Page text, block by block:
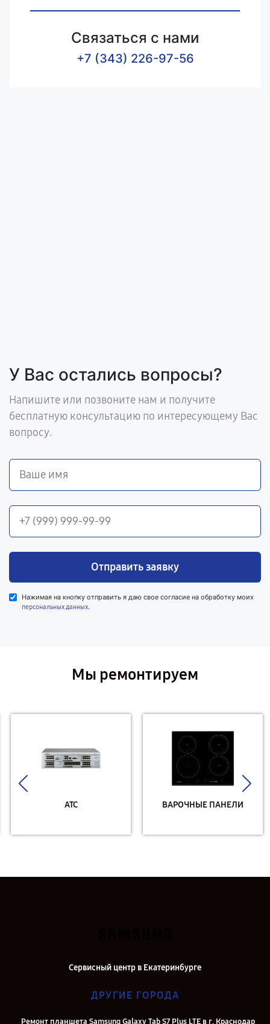
Связаться с нами
+7 (343) 226-97-56
У Вас остались вопросы?
Напишите или позвоните нам и получите
бесплатную консультацию по интересующему Вас
вопросу.
Отправить заявку
Нажимая на кнопку отправить я даю свое согласие на обработку моих
персональных данных.
Мы ремонтируем
АТС ВАРОЧНЫЕ ПАНЕЛИ
Сервисный центр в Екатеринбурге
ДРУГИЕ ГОРОДА
Ремонт планшета Samsung Galaxy Tab S7 Plus LTE в г. Краснодар